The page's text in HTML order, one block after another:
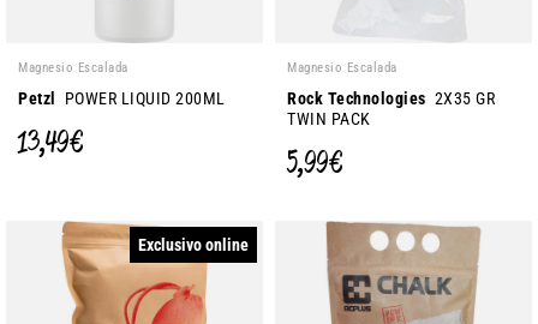
Magnesio Escalada
Petzl POWER LIQUID 200ML
13,49 €
Magnesio Escalada
Rock Technologies 2X35 GR
TWIN PACK
5,99 €
Exclusivo online